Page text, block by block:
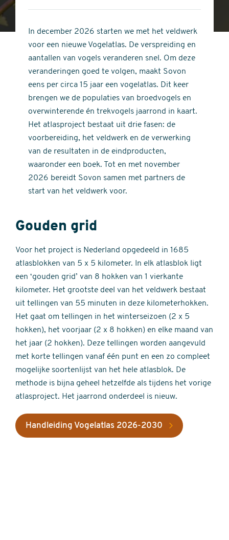
stars
of
stars
In december 2026 starten we met het veldwerk
voor een nieuwe Vogelatlas. De verspreiding en
aantallen van vogels veranderen snel. Om deze
veranderingen goed te volgen, maakt Sovon
eens per circa 15 jaar een vogelatlas. Dit keer
brengen we de populaties van broedvogels en
overwinterende én trekvogels jaarrond in kaart.
Het atlasproject bestaat uit drie fasen: de
voorbereiding, het veldwerk en de verwerking
van de resultaten in de eindproducten,
waaronder een boek. Tot en met november
2026 bereidt Sovon samen met partners de
start van het veldwerk voor.
Gouden grid
Voor het project is Nederland opgedeeld in 1685
atlasblokken van 5 x 5 kilometer. In elk atlasblok ligt
een ‘gouden grid’ van 8 hokken van 1 vierkante
kilometer. Het grootste deel van het veldwerk bestaat
uit tellingen van 55 minuten in deze kilometerhokken.
Het gaat om tellingen in het winterseizoen (2 x 5
hokken), het voorjaar (2 x 8 hokken) en elke maand van
het jaar (2 hokken). Deze tellingen worden aangevuld
met korte tellingen vanaf één punt en een zo compleet
mogelijke soortenlijst van het hele atlasblok. De
methode is bijna geheel hetzelfde als tijdens het vorige
atlasproject. Het jaarrond onderdeel is nieuw.
Handleiding Vogelatlas 2026-2030